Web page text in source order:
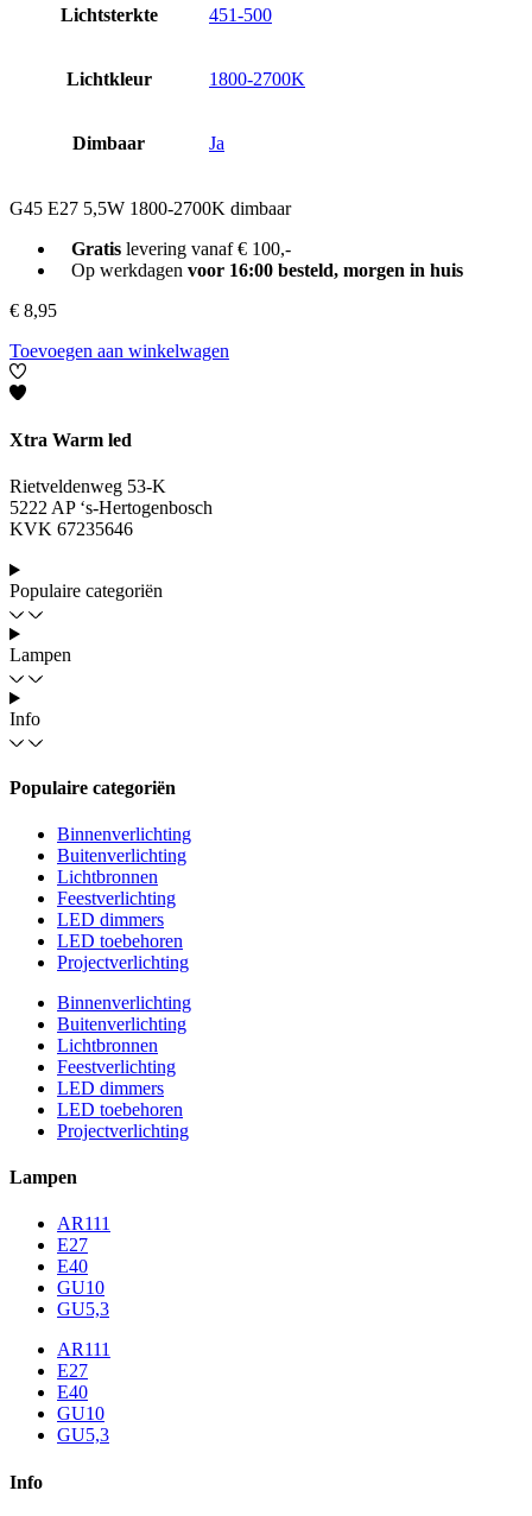
Lichtsterkte 451-500
Lichtkleur 1800-2700K
Dimbaar Ja
G45 E27 5,5W 1800-2700K dimbaar
Gratislevering vanaf € 100,-
Op werkdagen voor 16:00 besteld, morgen in huis
€ 8,95
Toevoegen aan winkelwagen
Xtra Warm led
Rietveldenweg 53-K
5222 AP ‘s-Hertogenbosch
KVK 67235646
Populaire categoriën
Lampen
Info
Populaire categoriën
Binnenverlichting
Buitenverlichting
Lichtbronnen
Feestverlichting
LED dimmers
LED toebehoren
Projectverlichting
Binnenverlichting
Buitenverlichting
Lichtbronnen
Feestverlichting
LED dimmers
LED toebehoren
Projectverlichting
Lampen
AR111
E27
E40
GU10
GU5,3
AR111
E27
E40
GU10
GU5,3
Info